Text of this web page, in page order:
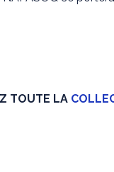
TOUTE LA